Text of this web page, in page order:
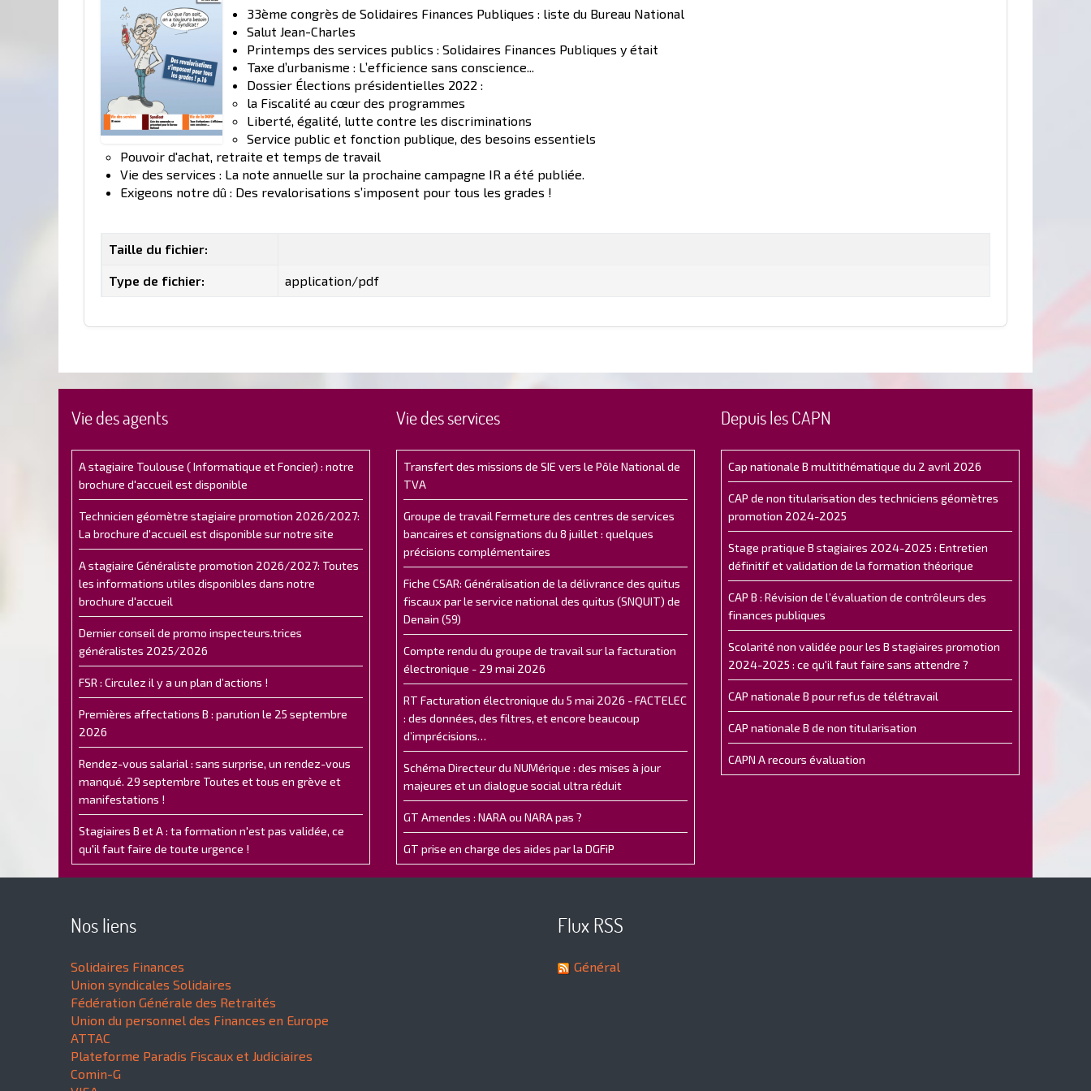
33ème congrès de Solidaires Finances Publiques : liste du Bureau National
Salut Jean-Charles
Printemps des services publics : Solidaires Finances Publiques y était
Taxe d’urbanisme : L’efficience sans conscience...
Dossier Élections présidentielles 2022 :
la Fiscalité au cœur des programmes
Liberté, égalité, lutte contre les discriminations
Service public et fonction publique, des besoins essentiels
Pouvoir d'achat, retraite et temps de travail
Vie des services : La note annuelle sur la prochaine campagne IR a été publiée.
Exigeons notre dû : Des revalorisations s’imposent pour tous les grades !
Taille du fichier:
Type de fichier: application/pdf
Vie des agents
A stagiaire Toulouse ( Informatique et Foncier) : notre
brochure d'accueil est disponible
Technicien géomètre stagiaire promotion 2026/2027:
La brochure d'accueil est disponible sur notre site
A stagiaire Généraliste promotion 2026/2027: Toutes
les informations utiles disponibles dans notre
brochure d'accueil
Dernier conseil de promo inspecteurs.trices
généralistes 2025/2026
FSR : Circulez il y a un plan d’actions !
Premières affectations B : parution le 25 septembre
2026
Rendez-vous salarial : sans surprise, un rendez-vous
manqué. 29 septembre Toutes et tous en grève et
manifestations !
Stagiaires B et A : ta formation n'est pas validée, ce
qu'il faut faire de toute urgence !
Vie des services
Transfert des missions de SIE vers le Pôle National de
TVA
Groupe de travail Fermeture des centres de services
bancaires et consignations du 8 juillet : quelques
précisions complémentaires
Fiche CSAR: Généralisation de la délivrance des quitus
fiscaux par le service national des quitus (SNQUIT) de
Denain (59)
Compte rendu du groupe de travail sur la facturation
électronique - 29 mai 2026
RT Facturation électronique du 5 mai 2026 - FACTELEC
: des données, des filtres, et encore beaucoup
d’imprécisions…
Schéma Directeur du NUMérique : des mises à jour
majeures et un dialogue social ultra réduit
GT Amendes : NARA ou NARA pas ?
GT prise en charge des aides par la DGFiP
Depuis les CAPN
Cap nationale B multithématique du 2 avril 2026
CAP de non titularisation des techniciens géomètres
promotion 2024-2025
Stage pratique B stagiaires 2024-2025 : Entretien
définitif et validation de la formation théorique
CAP B : Révision de l’évaluation de contrôleurs des
finances publiques
Scolarité non validée pour les B stagiaires promotion
2024-2025 : ce qu'il faut faire sans attendre ?
CAP nationale B pour refus de télétravail
CAP nationale B de non titularisation
CAPN A recours évaluation
Nos liens
Solidaires Finances
Union syndicales Solidaires
Fédération Générale des Retraités
Union du personnel des Finances en Europe
ATTAC
Plateforme Paradis Fiscaux et Judiciaires
Comin-G
Flux RSS
Général